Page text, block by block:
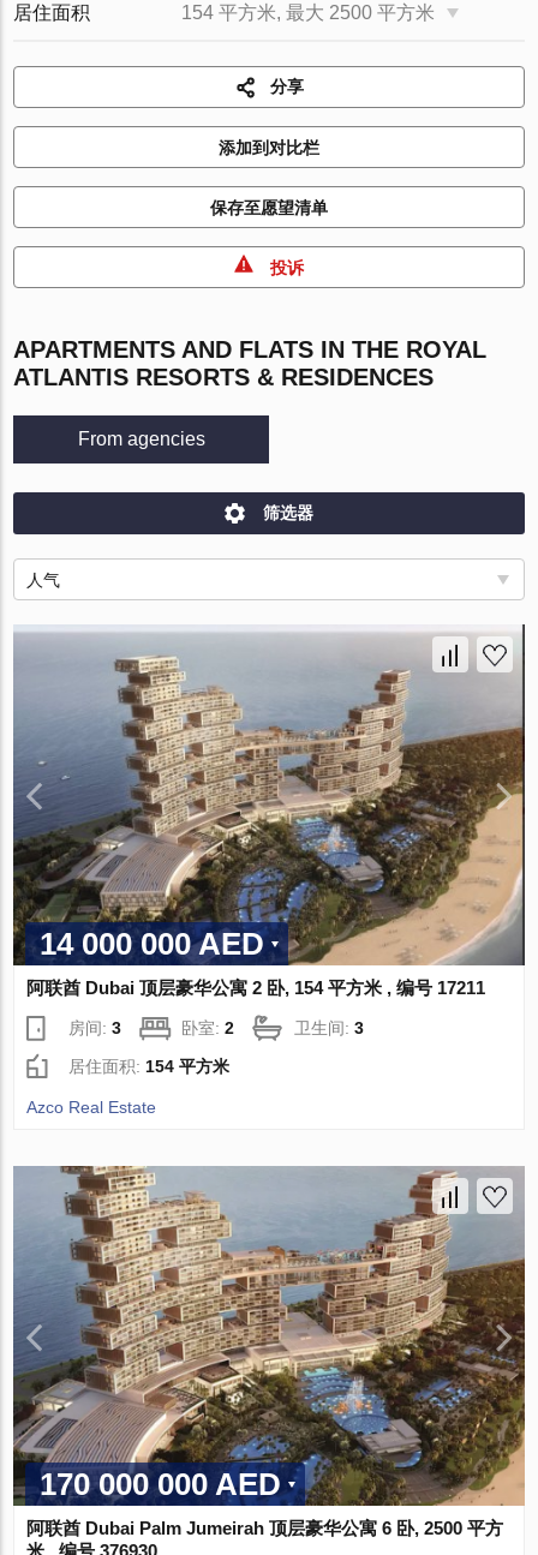
居住面积 154 平方米, 最大 2500 平方米
分享
添加到对比栏
保存至愿望清单
投诉
APARTMENTS AND FLATS IN THE ROYAL
ATLANTIS RESORTS & RESIDENCES
From agencies
筛选器
人气
14 000 000 AED
阿联酋 Dubai 顶层豪华公寓 2 卧, 154 平方米 , 编号 17211
房间:3 卧室:2 卫生间:3
居住面积: 154 平方米
Azco Real Estate
170 000 000 AED
阿联酋 Dubai Palm Jumeirah 顶层豪华公寓 6 卧, 2500 平方